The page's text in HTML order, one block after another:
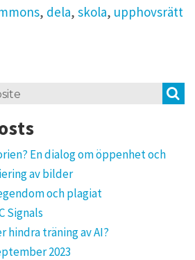
, dela, skola, upphovsrätt
En dialog om öppenhet och
av bilder
och plagiat
Signals
hindra träning av AI?
2023